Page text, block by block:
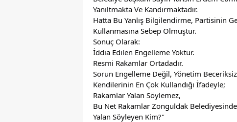
Yanıltmakta Ve Kandırmaktadır.
Hatta Bu Yanlış Bilgilendirme, Partisinin
Kullanmasına Sebep Olmuştur.
Sonuç Olarak:
İddia Edilen Engelleme Yoktur.
Resmi Rakamlar Ortadadır.
Sorun Engelleme Değil, Yönetim
Kendilerinin En Çok Kullandığı İfadeyle;
Rakamlar Yalan Söylemez,
Bu Net Rakamlar Zonguldak
Yalan Söyleyen Kim?"